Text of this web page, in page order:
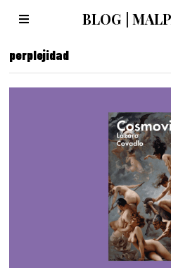
BLOG |
perplejidad